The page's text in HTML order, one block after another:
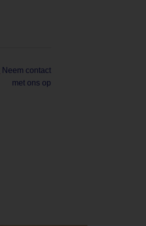
Neem contact
met ons op